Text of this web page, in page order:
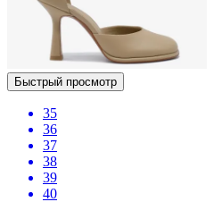
Быстрый просмотр
35
36
37
38
39
40